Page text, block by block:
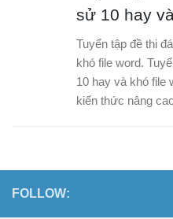
sử 10 hay
Tuyển tập đề thi
khó file word.
10 hay và khó file
kiến thức nâng
FOLLOW: